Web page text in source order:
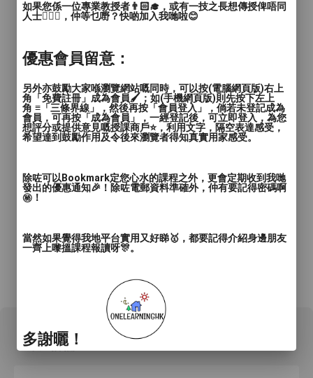
*所有資料只供參考，詳情請向商戶查詢。
2 用戶評論
如果您係一位專業教授者👨🏻‍🎓，或有一技之長想傳授俾唔同
人士🙋🏻‍♂️，仲等乜嘢？快啲加入我哋啦😊
優惠會員留意：
另外亦鼓勵大家喺瀏覽網站嘅同時，可以按(電腦網頁版)右上
角「免費註冊」成為會員🖌️；如(手機網頁版)則先按下左上
角 ≡「三條界線」，然後再按「會員登入」，倘若未登記成為
會員，可再按「成為會員」，一經登記後，可立即登入，為您
想評分或提供意見嘅授課商戶⭐️，利用文字，隔空表達感受，
希望達到鼓勵作用及令後來瀏覽者得知真實用家感受。
除咗可以Bookmark定您心水的課程之外，更會定期收到我哋
發出的優惠通知🎉！除咗電郵資料準確外，仲有要記得密碼啊
㊙️！
當然如果覺得我地平台實用又好睇🥇，都要記得介紹身邊朋友
一齊上嚟搵課程報讀呀🎊。
多謝曬！